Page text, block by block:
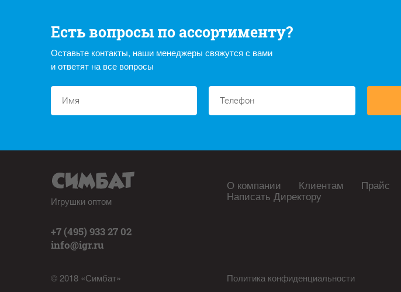
Есть вопросы по ассортименту?
Оставьте контакты, наши менеджеры свяжутся с вами
и ответят на все вопросы
Игрушки оптом
+7 (495) 933 27 02
info@igr.ru
© 2018 «Симбат»
О компании Клиентам Прайс
Написать Директору
Политика конфиденциальности